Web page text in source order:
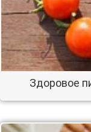
Здоровое